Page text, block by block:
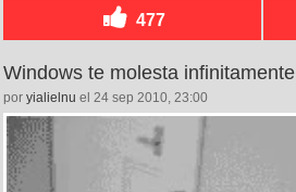
477
Windows te molesta infinitamente
por yialielnu el 24 sep 2010, 23:00